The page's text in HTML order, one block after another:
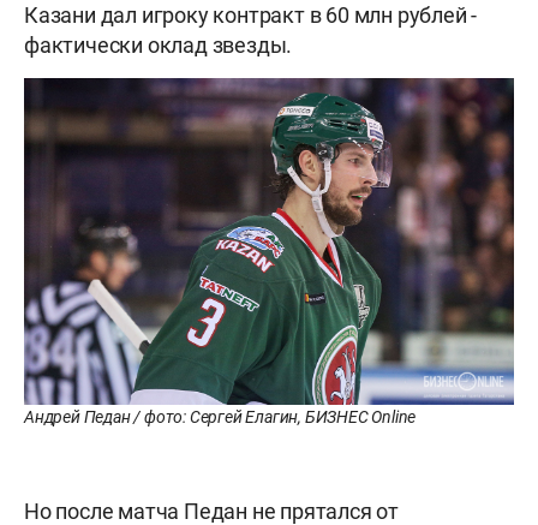
Казани дал игроку контракт в 60 млн рублей -
фактически оклад звезды.
Андрей Педан / фото: Сергей Елагин, БИЗНЕС Online
Но после матча Педан не прятался от